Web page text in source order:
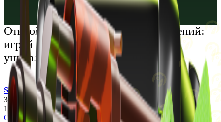
Українська
Открой мир премиальных развлечений:
играй честно и наслаждайся
уникальными впечатлениями
support@cs-wiki.org
Заходя на этот сайт, вы подтверждаете, что вам исполнилось
18 лет. Проблемы с азартными играми?
Обратится за помощью